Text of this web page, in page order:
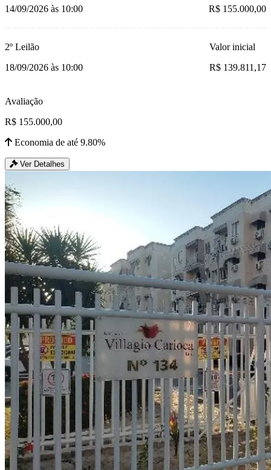
14/09/2026 às 10:00
R$ 155.000,00
2º Leilão
18/09/2026 às 10:00
Valor inicial
R$ 139.811,17
Avaliação
R$ 155.000,00
Economia de até 9.80%
Ver Detalhes